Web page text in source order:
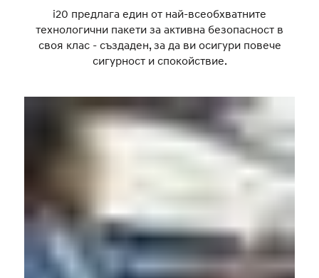
i20 предлага един от най-всеобхватните
технологични пакети за активна безопасност в
своя клас - създаден, за да ви осигури повече
сигурност и спокойствие.